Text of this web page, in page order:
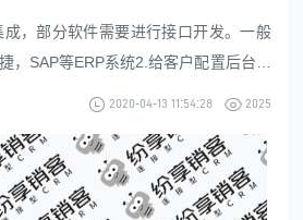
，部分软件需要进行接口开发。一般
，SAP等ERP系统2.给客户配置后台，
要求：1.学历全日制大专以上。2.有开
或linux服务器部署经验4.能通过sql语
2020-04-13 11:54:28 2025